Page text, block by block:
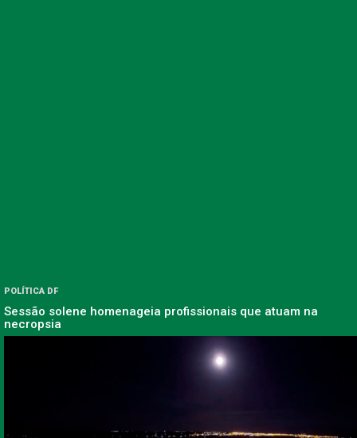
POLÍTICA DF
Sessão solene homenageia profissionais que atuam na
necropsia